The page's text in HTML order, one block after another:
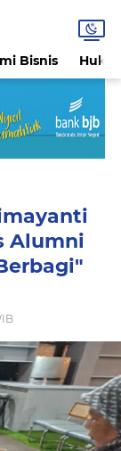
Bisnis
Alumni